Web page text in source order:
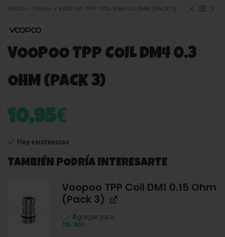
VOOPOO TPP COIL DM4 0.3 OHM (PACK 3)
VOOPOO TPP COIL DM4 0.3
OHM (PACK 3)
10,95€
Hay existencias
TAMBIÉN PODRÍA INTERESARTE
Voopoo TPP Coil DM1 0.15 Ohm
(Pack 3)
Agregar para
10,95€